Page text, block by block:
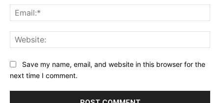
Save my name, email, and website in this browser for the
next time I comment.